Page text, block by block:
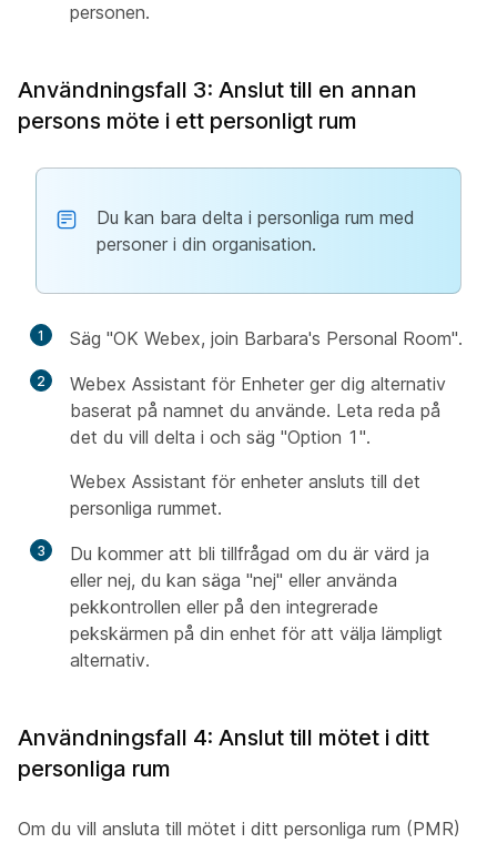
personen.
Användningsfall 3: Anslut till en annan
persons möte i ett personligt rum
Du kan bara delta i personliga rum med
personer i din organisation.
1 Säg "OK Webex, join Barbara's Personal Room".
2
Webex Assistant för Enheter ger dig alternativ
baserat på namnet du använde. Leta reda på
det du vill delta i och säg "Option 1".
Webex Assistant för enheter ansluts till det
personliga rummet.
3
Du kommer att bli tillfrågad om du är värd ja
eller nej, du kan säga "nej" eller använda
pekkontrollen eller på den integrerade
pekskärmen på din enhet för att välja lämpligt
alternativ.
Användningsfall 4: Anslut till mötet i ditt
personliga rum
Om du vill ansluta till mötet i ditt personliga rum (PMR)